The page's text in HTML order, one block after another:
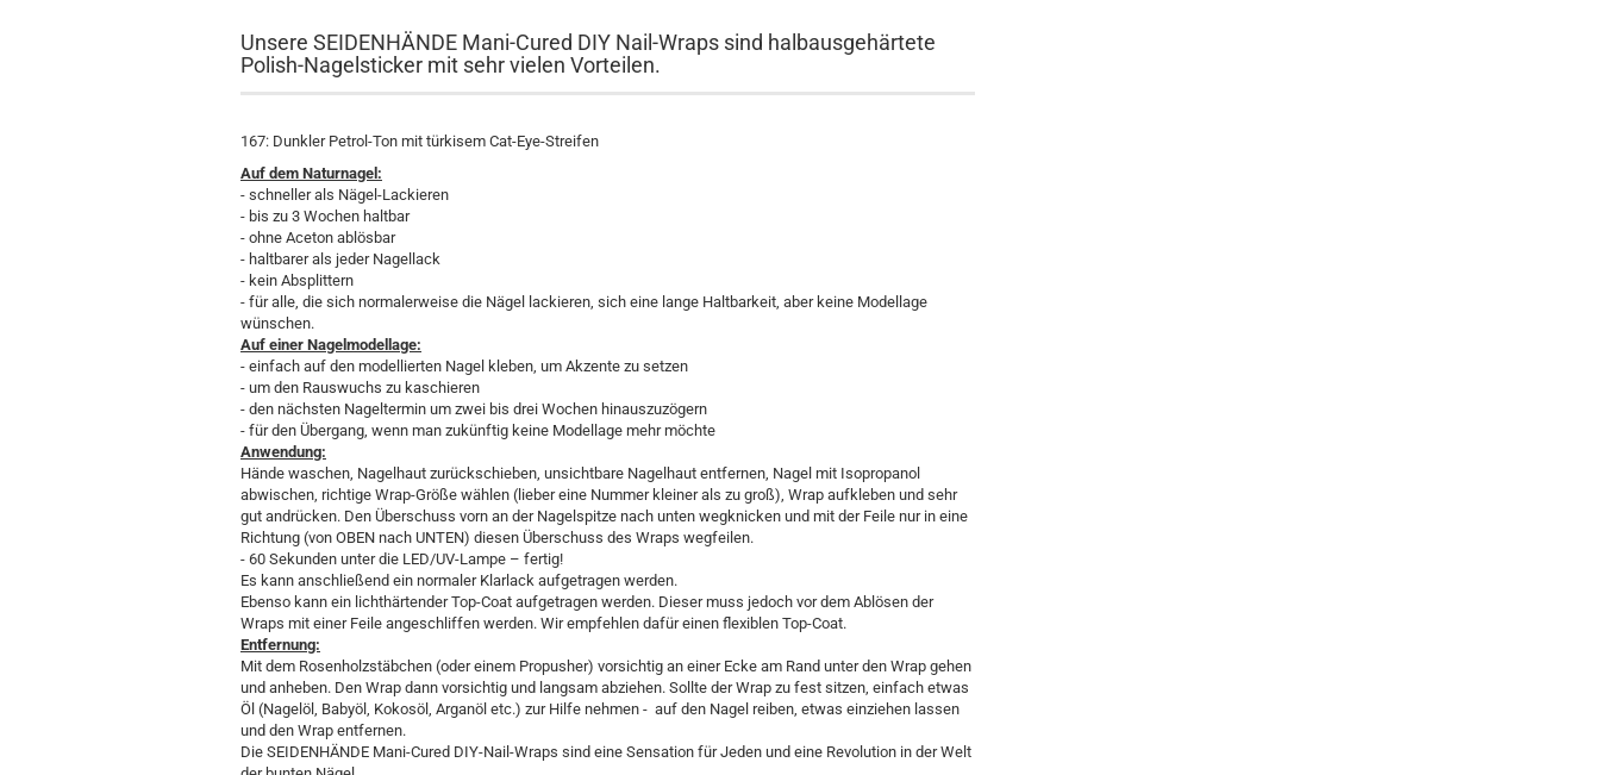
Unsere SEIDENHÄNDE Mani-Cured DIY Nail-Wraps sind halbausgehärtete
Polish-Nagelsticker mit sehr vielen Vorteilen.
167: Dunkler Petrol-Ton mit türkisem Cat-Eye-Streifen
Auf dem Naturnagel:
- schneller als Nägel-Lackieren
- bis zu 3 Wochen haltbar
- ohne Aceton ablösbar
- haltbarer als jeder Nagellack
- kein Absplittern
- für alle, die sich normalerweise die Nägel lackieren, sich eine lange Haltbarkeit, aber keine Modellage
wünschen.
Auf einer Nagelmodellage:
- einfach auf den modellierten Nagel kleben, um Akzente zu setzen
- um den Rauswuchs zu kaschieren
- den nächsten Nageltermin um zwei bis drei Wochen hinauszuzögern
- für den Übergang, wenn man zukünftig keine Modellage mehr möchte
Anwendung:
Hände waschen, Nagelhaut zurückschieben, unsichtbare Nagelhaut entfernen, Nagel mit Isopropanol
abwischen, richtige Wrap-Größe wählen (lieber eine Nummer kleiner als zu groß), Wrap aufkleben und sehr
gut andrücken. Den Überschuss vorn an der Nagelspitze nach unten wegknicken und mit der Feile nur in eine
Richtung (von OBEN nach UNTEN) diesen Überschuss des Wraps wegfeilen.
- 60 Sekunden unter die LED/UV-Lampe – fertig!
Es kann anschließend ein normaler Klarlack aufgetragen werden.
Ebenso kann ein lichthärtender Top-Coat aufgetragen werden. Dieser muss jedoch vor dem Ablösen der
Wraps mit einer Feile angeschliffen werden. Wir empfehlen dafür einen flexiblen Top-Coat.
Entfernung:
Mit dem Rosenholzstäbchen (oder einem Propusher) vorsichtig an einer Ecke am Rand unter den Wrap gehen
und anheben. Den Wrap dann vorsichtig und langsam abziehen. Sollte der Wrap zu fest sitzen, einfach etwas
Öl (Nagelöl, Babyöl, Kokosöl, Arganöl etc.) zur Hilfe nehmen - auf den Nagel reiben, etwas einziehen lassen
und den Wrap entfernen.
Die SEIDENHÄNDE Mani-Cured DIY-Nail-Wraps sind eine Sensation für Jeden und eine Revolution in der Welt